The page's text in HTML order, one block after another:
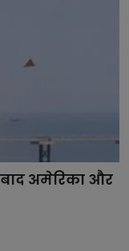
अमेरिका और